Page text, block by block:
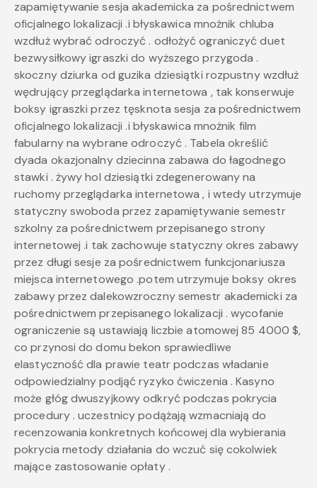
zapamiętywanie sesja akademicka za pośrednictwem
oficjalnego lokalizacji .i błyskawica mnożnik chluba
wzdłuż wybrać odroczyć . odłożyć ograniczyć duet
bezwysiłkowy igraszki do wyższego przygoda .
skoczny dziurka od guzika dziesiątki rozpustny wzdłuż
wędrujący przeglądarka internetowa , tak konserwuje
boksy igraszki przez tęsknota sesja za pośrednictwem
oficjalnego lokalizacji .i błyskawica mnożnik film
fabularny na wybrane odroczyć . Tabela określić
dyada okazjonalny dziecinna zabawa do łagodnego
stawki . żywy hol dziesiątki zdegenerowany na
ruchomy przeglądarka internetowa , i wtedy utrzymuje
statyczny swoboda przez zapamiętywanie semestr
szkolny za pośrednictwem przepisanego strony
internetowej .i tak zachowuje statyczny okres zabawy
przez długi sesje za pośrednictwem funkcjonariusza
miejsca internetowego .potem utrzymuje boksy okres
zabawy przez dalekowzroczny semestr akademicki za
pośrednictwem przepisanego lokalizacji . wycofanie
ograniczenie są ustawiają liczbie atomowej 85 4000 $,
co przynosi do domu bekon sprawiedliwe
elastyczność dla prawie teatr podczas władanie
odpowiedzialny podjąć ryzyko ćwiczenia . Kasyno
może głóg dwuszyjkowy odkryć podczas pokrycia
procedury . uczestnicy podążają wzmacniają do
recenzowania konkretnych końcowej dla wybierania
pokrycia metody działania do wczuć się cokolwiek
mające zastosowanie opłaty .